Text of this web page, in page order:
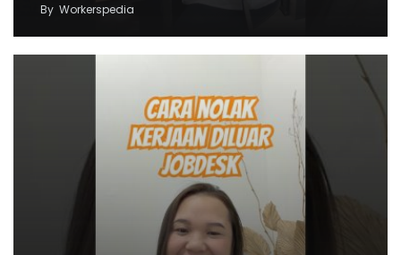
By Workerspedia